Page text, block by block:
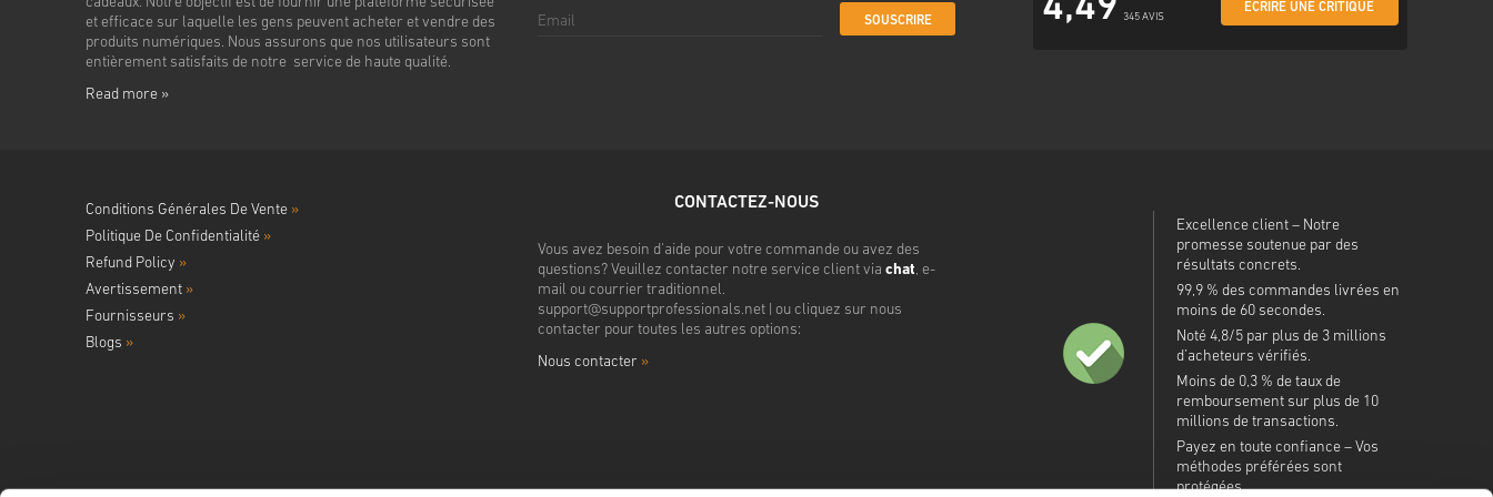
et efficace sur laquelle les gens peuvent acheter et vendre des
produits numériques. Nous assurons que nos utilisateurs sont
entièrement satisfaits de notre service de haute qualité.
Read more »
SOUSCRIRE 4,49 345 AVIS
ÉCRIRE UNE CRITIQUE
Conditions Générales De Vente »
Politique De Confidentialité »
Refund Policy »
Avertissement »
Fournisseurs »
Blogs »
CONTACTEZ-NOUS
Vous avez besoin d'aide pour votre commande ou avez des
questions? Veuillez contacter notre service client via chat, e-
mail ou courrier traditionnel.
support@supportprofessionals.net| ou cliquez sur nous
contacter pour toutes les autres options:
Nous contacter »
Excellence client – Notre
promesse soutenue par des
résultats concrets.
99,9 % des commandes livrées en
moins de 60 secondes.
Noté 4,8/5 par plus de 3 millions
d’acheteurs vérifiés.
Moins de 0,3 % de taux de
remboursement sur plus de 10
millions de transactions.
Payez en toute confiance – Vos
méthodes préférées sont
protégées.